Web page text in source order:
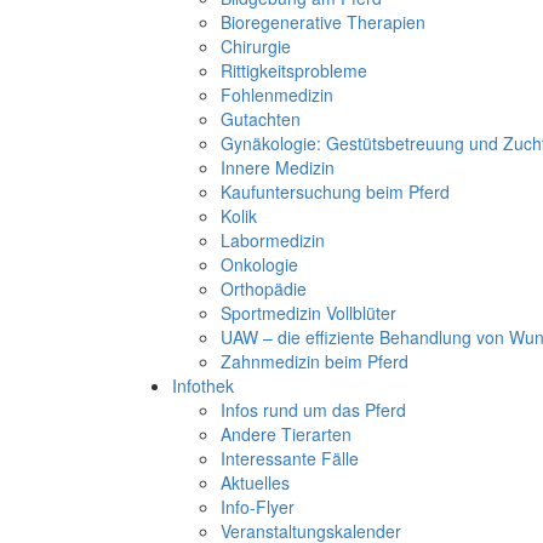
Bioregenerative Therapien
Chirurgie
Rittigkeitsprobleme
Fohlenmedizin
Gutachten
Gynäkologie: Gestütsbetreuung und
Innere Medizin
Kaufuntersuchung beim Pferd
Kolik
Labormedizin
Onkologie
Orthopädie
Sportmedizin Vollblüter
UAW – die effiziente Behandlung von
Zahnmedizin beim Pferd
Infothek
Infos rund um das Pferd
Andere Tierarten
Interessante Fälle
Aktuelles
Info-Flyer
Veranstaltungskalender